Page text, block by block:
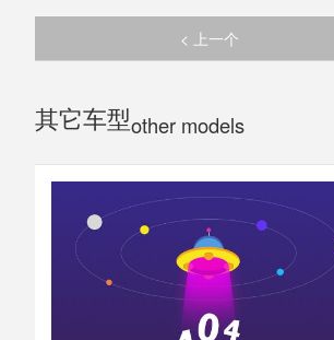
< 上一个
其它车型other models